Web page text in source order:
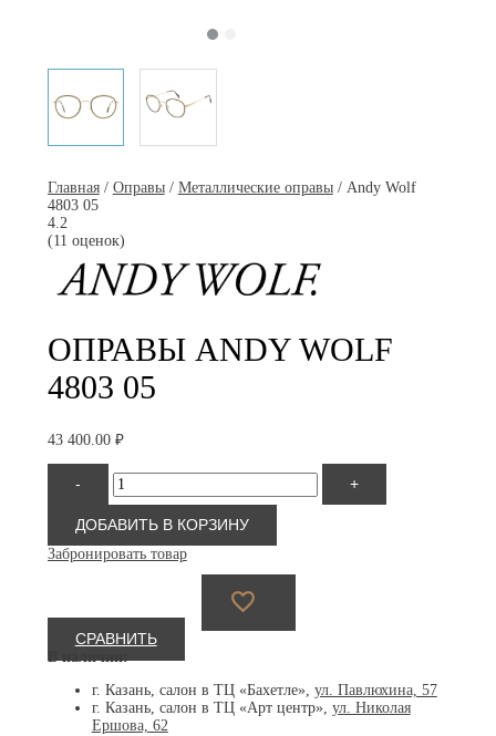
Главная/ Оправы/ Металлические оправы/ Andy Wolf
4803 05
4.2
(11 оценок)
ОПРАВЫ ANDY WOLF
4803 05
43 400.00 ₽
-
Количество
товара
Andy
Wolf
4803
05
+
ДОБАВИТЬ В КОРЗИНУ
Забронировать товар
СРАВНИТЬ
В наличии:
г. Казань, салон в ТЦ «Бахетле», ул. Павлюхина, 57
г. Казань, салон в ТЦ «Арт центр», ул. Николая
Ершова, 62